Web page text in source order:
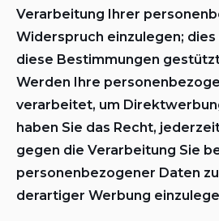
Verarbeitung Ihrer
Widerspruch einzulegen;
diese Bestimmungen
Werden Ihre
verarbeitet, um
haben Sie das Recht,
gegen die Verarbeitung Sie
personenbezogener Daten
derartiger Werbung